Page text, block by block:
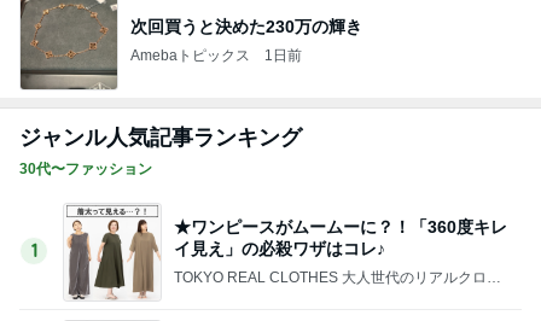
と
ッションブログ
3
Shiori's「on」style〜干物女の成長記〜
4
嬉しい！ガードルを毎日履き続けた結果、驚
く変化
50代からの無理しないおしゃれ nodoka’s Blog